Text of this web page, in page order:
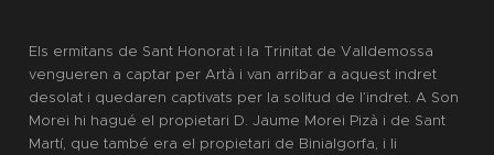
Els ermitans de Sant Honorat i la Trinitat de Valldemossa
vengueren a captar per Artà i van arribar a aquest indret
desolat i quedaren captivats per la solitud de l’indret. A Son
Morei hi hagué el propietari D. Jaume Morei Pizà i de Sant
Martí, que també era el propietari de Binialgorfa, i li